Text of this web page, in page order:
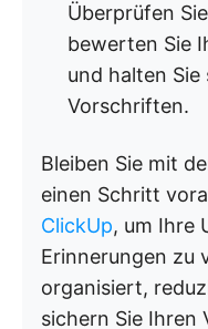
Überprüfen
bewerten Sie
und halten
Vorschriften.
Bleiben Sie mit
einen Schritt
ClickUp, um Ihre
Erinnerungen zu
organisiert,
sichern Sie Ihren